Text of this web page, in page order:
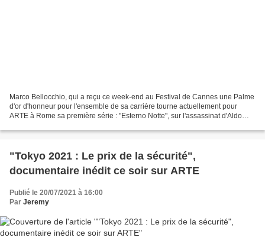
Marco Bellocchio, qui a reçu ce week-end au Festival de Cannes une Palme
d'or d'honneur pour l'ensemble de sa carrière tourne actuellement pour
ARTE à Rome sa première série : "Esterno Notte", sur l'assassinat d'Aldo
"Tokyo 2021 : Le prix de la sécurité",
documentaire inédit ce soir sur ARTE
Publié le 20/07/2021 à 16:00
Par Jeremy